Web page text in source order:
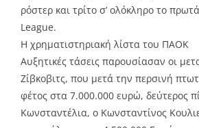
ρόστερ και τρίτο σ’ ολόκληρο το
League.
Η χρηματιστηριακή λίστα του ΠΑΟΚ
Αυξητικές τάσεις παρουσίασαν οι
Ζίβκοβιτς, που μετά την περσινή
φέτος στα 7.000.000 ευρώ, δεύτερος
Κωνσταντέλια, ο Κωνσταντίνος